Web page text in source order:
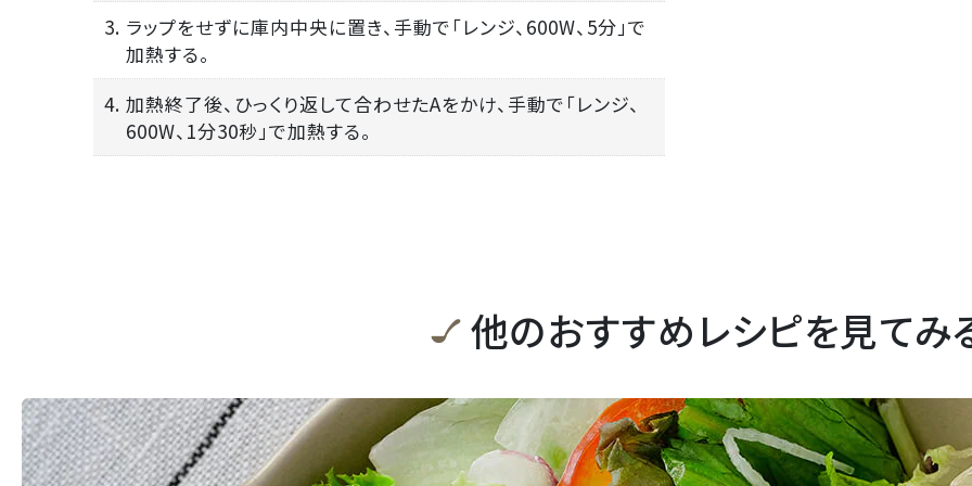
3. ラップをせずに庫内中央に置き、手動で「レンジ、600W、5分」で
加熱する。
4. 加熱終了後、ひっくり返して合わせたAをかけ、手動で「レンジ、
600W、1分30秒」で加熱する。
他のおすすめレシピを見てみ